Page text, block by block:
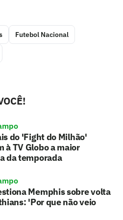
Futebol Nacional
do 'Fight do Milhão'
à TV Globo a maior
da temporada
Memphis sobre volta
'Por que não veio